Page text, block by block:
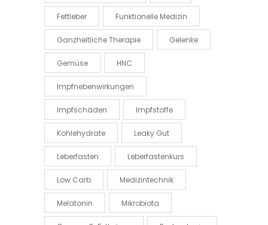
Fettleber Funktionelle Medizin
Ganzheitliche Therapie Gelenke
Gemüse HNC
Impfnebenwirkungen
Impfschäden Impfstoffe
Kohlehydrate Leaky Gut
Leberfasten Leberfastenkurs
Low Carb Medizintechnik
Melatonin Mikrobiota